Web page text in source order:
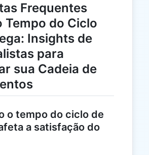
Frequentes
Tempo do Ciclo
Insights de
para
sua Cadeia de
o tempo do ciclo de
a satisfação do